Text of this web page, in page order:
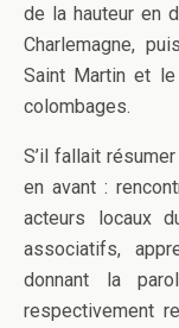
de la hauteur en
Charlemagne,
Saint Martin et
colombages.
S’il fallait
en avant :
acteurs locaux
associatifs,
donnant la
respectivement